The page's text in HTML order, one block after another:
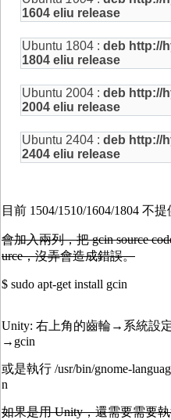
1604 eliu release
Ubuntu 1804 : deb http://
1804 eliu release
Ubuntu 2004 : deb http://
2004 eliu release
Ubuntu 2404 : deb http://
2404 eliu release
目前 1504/1510/1604/1804 不
會加入兩列，把 gcin source
urce，沒弄會造成錯誤。
$ sudo apt-get install gcin
Unity: 右上角的齒輪→系統設
→gcin
或是執行 /usr/bin/gnome-
n
如果是用 Unity，還需要需要